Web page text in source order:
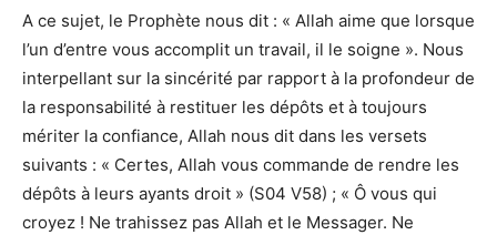
A ce sujet, le Prophète nous dit : « Allah aime que lorsque
l’un d’entre vous accomplit un travail, il le soigne ». Nous
interpellant sur la sincérité par rapport à la profondeur de
la responsabilité à restituer les dépôts et à toujours
mériter la confiance, Allah nous dit dans les versets
suivants : « Certes, Allah vous commande de rendre les
dépôts à leurs ayants droit » (S04 V58) ; « Ô vous qui
croyez ! Ne trahissez pas Allah et le Messager. Ne